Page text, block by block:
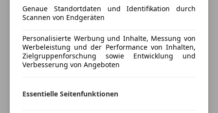
Getönte Scheiben
Head-up display
Lederlenkrad
Lichtsensor
Lordosenstütze
Multifunktionslenkrad
Mercedes-Benz GLS 350d 4MATIC | BJ 2021 | Luxus-
SUV | Top-Zustand
Benz GLS 350d 4MATIC aus dem Baujahr 2021.
Tel. +436602308014
Versicherung
Genaue Standortdaten und Identifikation durch
Scannen von Endgeräten
Personalisierte Werbung und Inhalte, Messung von
Werbeleistung und der Performance von Inhalten,
Zielgruppenforschung sowie Entwicklung und
Verbesserung von Angeboten
Essentielle Seitenfunktionen